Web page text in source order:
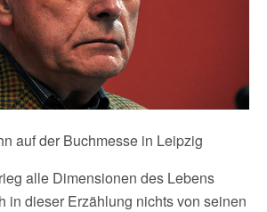
auf der Buchmesse in Leipzig
alle Dimensionen des Lebens
in dieser Erzählung nichts von seinen